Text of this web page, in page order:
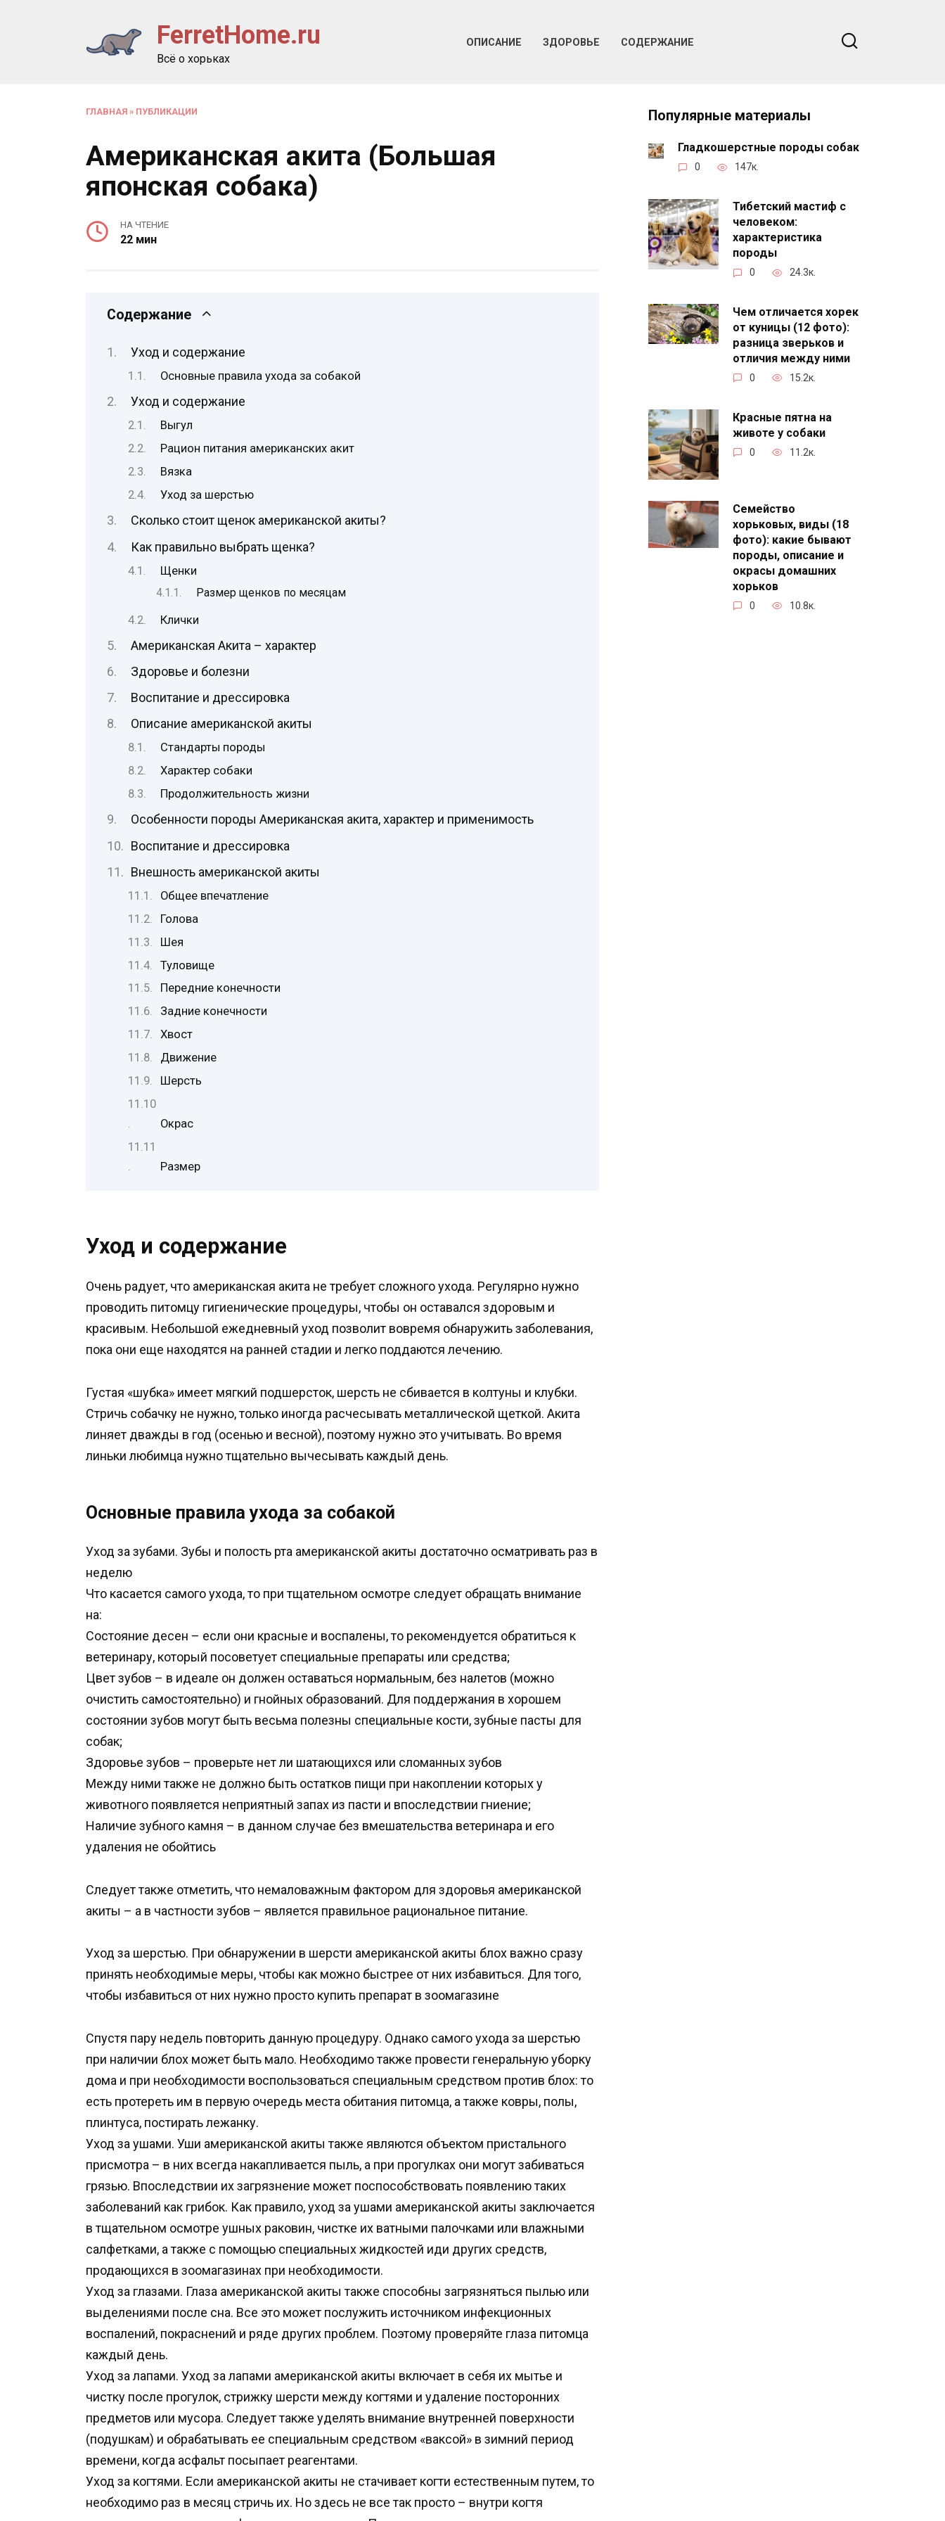
FerretHome.ru
Всё о хорьках
ОПИСАНИЕ ЗДОРОВЬЕ СОДЕРЖАНИЕ
ГЛАВНАЯ » ПУБЛИКАЦИИ
Американская акита (Большая
японская собака)
НА ЧТЕНИЕ
22 мин
Содержание
Уход и содержание
Основные правила ухода за собакой
Уход и содержание
Выгул
Рацион питания американских акит
Вязка
Уход за шерстью
Сколько стоит щенок американской акиты?
Как правильно выбрать щенка?
Щенки
Размер щенков по месяцам
Клички
Американская Акита – характер
Здоровье и болезни
Воспитание и дрессировка
Описание американской акиты
Стандарты породы
Характер собаки
Продолжительность жизни
Особенности породы Американская акита, характер и применимость
Воспитание и дрессировка
Внешность американской акиты
Общее впечатление
Голова
Шея
Туловище
Передние конечности
Задние конечности
Хвост
Движение
Шерсть
Окрас
Размер
Уход и содержание
Очень радует, что американская акита не требует сложного ухода. Регулярно нужно
проводить питомцу гигиенические процедуры, чтобы он оставался здоровым и
красивым. Небольшой ежедневный уход позволит вовремя обнаружить заболевания,
пока они еще находятся на ранней стадии и легко поддаются лечению.
Густая «шубка» имеет мягкий подшерсток, шерсть не сбивается в колтуны и клубки.
Стричь собачку не нужно, только иногда расчесывать металлической щеткой. Акита
линяет дважды в год (осенью и весной), поэтому нужно это учитывать. Во время
линьки любимца нужно тщательно вычесывать каждый день.
Основные правила ухода за собакой
Уход за зубами. Зубы и полость рта американской акиты достаточно осматривать раз в
неделю
Что касается самого ухода, то при тщательном осмотре следует обращать внимание
на:
Состояние десен – если они красные и воспалены, то рекомендуется обратиться к
ветеринару, который посоветует специальные препараты или средства;
Цвет зубов – в идеале он должен оставаться нормальным, без налетов (можно
очистить самостоятельно) и гнойных образований. Для поддержания в хорошем
состоянии зубов могут быть весьма полезны специальные кости, зубные пасты для
собак;
Здоровье зубов – проверьте нет ли шатающихся или сломанных зубов
Между ними также не должно быть остатков пищи при накоплении которых у
животного появляется неприятный запах из пасти и впоследствии гниение;
Наличие зубного камня – в данном случае без вмешательства ветеринара и его
удаления не обойтись
Следует также отметить, что немаловажным фактором для здоровья американской
акиты – а в частности зубов – является правильное рациональное питание.
Уход за шерстью. При обнаружении в шерсти американской акиты блох важно сразу
принять необходимые меры, чтобы как можно быстрее от них избавиться. Для того,
чтобы избавиться от них нужно просто купить препарат в зоомагазине
Спустя пару недель повторить данную процедуру. Однако самого ухода за шерстью
при наличии блох может быть мало. Необходимо также провести генеральную уборку
дома и при необходимости воспользоваться специальным средством против блох: то
есть протереть им в первую очередь места обитания питомца, а также ковры, полы,
плинтуса, постирать лежанку.
Уход за ушами. Уши американской акиты также являются объектом пристального
присмотра – в них всегда накапливается пыль, а при прогулках они могут забиваться
грязью. Впоследствии их загрязнение может поспособствовать появлению таких
заболеваний как грибок. Как правило, уход за ушами американской акиты заключается
в тщательном осмотре ушных раковин, чистке их ватными палочками или влажными
салфетками, а также с помощью специальных жидкостей иди других средств,
продающихся в зоомагазинах при необходимости.
Уход за глазами. Глаза американской акиты также способны загрязняться пылью или
выделениями после сна. Все это может послужить источником инфекционных
воспалений, покраснений и ряде других проблем. Поэтому проверяйте глаза питомца
каждый день.
Уход за лапами. Уход за лапами американской акиты включает в себя их мытье и
чистку после прогулок, стрижку шерсти между когтями и удаление посторонних
предметов или мусора. Следует также уделять внимание внутренней поверхности
(подушкам) и обрабатывать ее специальным средством «ваксой» в зимний период
времени, когда асфальт посыпает реагентами.
Уход за когтями. Если американской акиты не стачивает когти естественным путем, то
необходимо раз в месяц стричь их. Но здесь не все так просто – внутри когтя
Популярные материалы
Гладкошерстные породы собак
0 147к.
Тибетский мастиф с
человеком:
характеристика
породы
0 24.3к.
Чем отличается хорек
от куницы (12 фото):
разница зверьков и
отличия между ними
0 15.2к.
Красные пятна на
животе у собаки
0 11.2к.
Семейство
хорьковых, виды (18
фото): какие бывают
породы, описание и
окрасы домашних
хорьков
0 10.8к.